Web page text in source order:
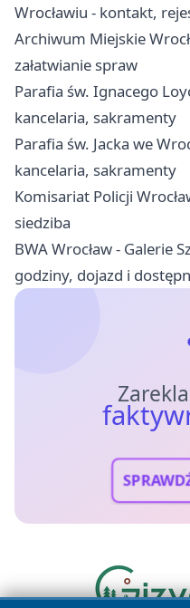
Wrocławiu - kontakt,
Archiwum Miejskie
załatwianie spraw
Parafia św. Ignacego
kancelaria, sakramenty
Parafia św. Jacka we
kancelaria, sakramenty
Komisariat Policji
siedziba
BWA Wrocław - Galerie
godziny, dojazd i